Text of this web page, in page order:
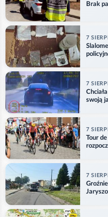
Brak
7
7
swoją
7
Tour
7